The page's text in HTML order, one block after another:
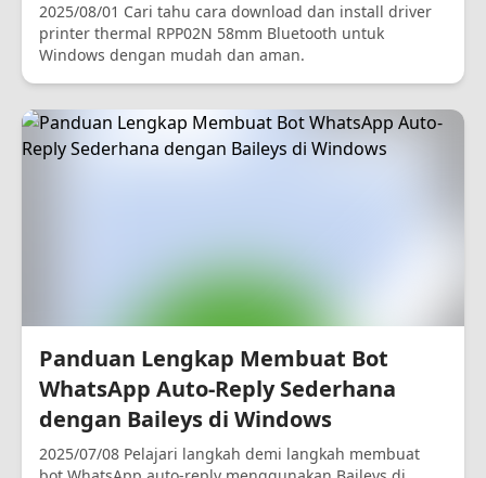
2025/08/01 Cari tahu cara download dan install driver
printer thermal RPP02N 58mm Bluetooth untuk
Windows dengan mudah dan aman.
Panduan Lengkap Membuat Bot
WhatsApp Auto-Reply Sederhana
dengan Baileys di Windows
2025/07/08 Pelajari langkah demi langkah membuat